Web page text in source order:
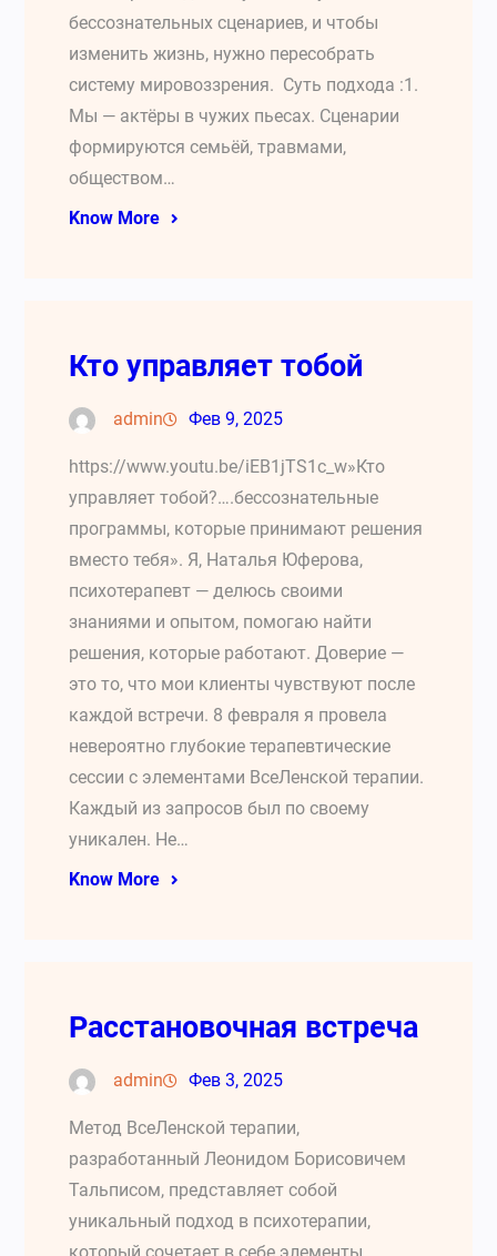
бессознательных сценариев, и чтобы
изменить жизнь, нужно пересобрать
систему мировоззрения. Суть подхода :1.
Мы — актёры в чужих пьесах. Сценарии
формируются семьёй, травмами,
обществом…
Know More
Кто управляет тобой
admin Фев 9, 2025
https://www.youtu.be/iEB1jTS1c_w»Кто
управляет тобой?….бессознательные
программы, которые принимают решения
вместо тебя». Я, Наталья Юферова,
психотерапевт — делюсь своими
знаниями и опытом, помогаю найти
решения, которые работают. Доверие —
это то, что мои клиенты чувствуют после
каждой встречи. 8 февраля я провела
невероятно глубокие терапевтические
сессии с элементами ВсеЛенской терапии.
Каждый из запросов был по своему
уникален. Не…
Know More
Расстановочная встреча
admin Фев 3, 2025
Метод ВсеЛенской терапии,
разработанный Леонидом Борисовичем
Тальписом, представляет собой
уникальный подход в психотерапии,